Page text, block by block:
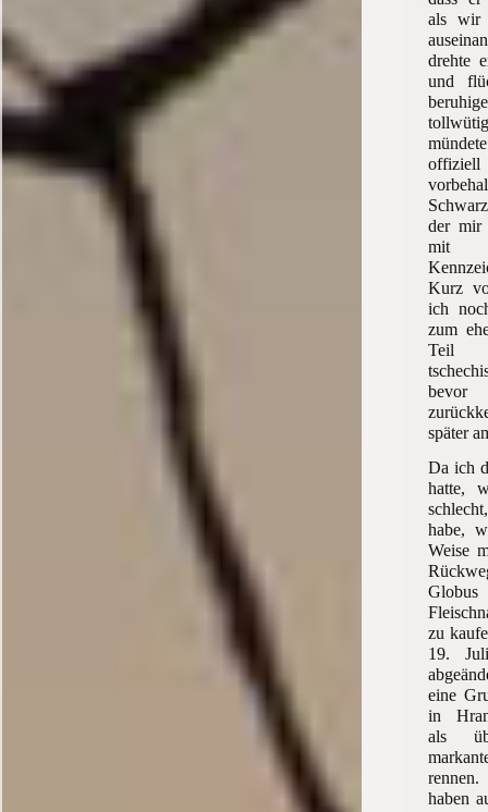
als wir
drehte
und
der mir
mit
Kurz
ich
zum
Teil
bevor
später
Da ich
hatte,
habe,
Weise
zu
19.
eine
in
als
haben